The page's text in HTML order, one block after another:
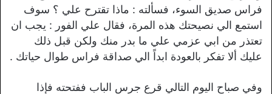
فراس صديق السوء، فسألته : ماذا تقترح علي ؟ سوف
استمع الي نصيحتك هذه المرة، فقال علي الفور : يجب ان
تعتذر من ابي عزمي علي ما بدر منك ولكن قبل ذلك
عليك ألا تفكر بالعودة ابداً الي صداقة فراس طوال حياتك .
وفي صباح اليوم التالي قرع جرس الباب ففتحته فإذا